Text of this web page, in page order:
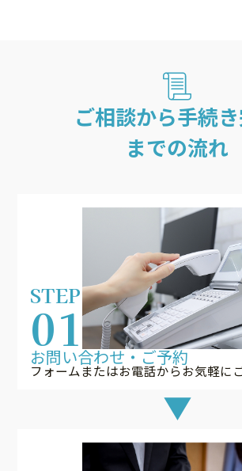
ご相談から手続
までの流れ
STEP
01
お問い合わせ・ご予約
フォームまたはお電話からお気軽に